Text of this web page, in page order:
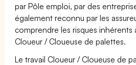
par Pôle emploi, par des
également reconnu par les
comprendre les risques inhérents
Cloueur / Cloueuse de palettes.
Le travail Cloueur / Cloueuse de